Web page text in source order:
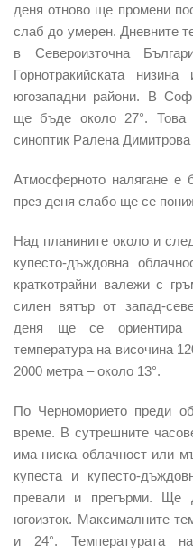
деня отново ще промени
слаб до умерен. Дневните
в Североизточна
Горнотракийската
югозападни райони. В
ще бъде около 27°. Това
синоптик Ралена Димитрова
Атмосферното налягане е
през деня слабо ще се
Над планините около и
купесто-дъждовна
краткотрайни валежи с
силен вятър от запад-
деня ще се ориентира
температура на височина
2000 метра – около 13°.
По Черноморието преди
време. В сутрешните
има ниска облачност или
купеста и купесто-
превали и прегърми. Ще
югоизток. Максималните
и 24°. Температурата